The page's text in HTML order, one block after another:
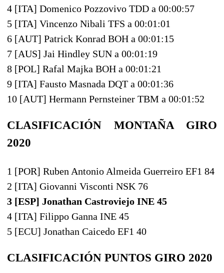
4 [ITA] Domenico Pozzovivo TDD a 00:00:57
5 [ITA] Vincenzo Nibali TFS a 00:01:01
6 [AUT] Patrick Konrad BOH a 00:01:15
7 [AUS] Jai Hindley SUN a 00:01:19
8 [POL] Rafal Majka BOH a 00:01:21
9 [ITA] Fausto Masnada DQT a 00:01:36
10 [AUT] Hermann Pernsteiner TBM a 00:01:52
CLASIFICACIÓN MONTAÑA GIRO
2020
1 [POR] Ruben Antonio Almeida Guerreiro EF1 84
2 [ITA] Giovanni Visconti NSK 76
3 [ESP] Jonathan Castroviejo INE 45
4 [ITA] Filippo Ganna INE 45
5 [ECU] Jonathan Caicedo EF1 40
CLASIFICACIÓN PUNTOS GIRO 2020